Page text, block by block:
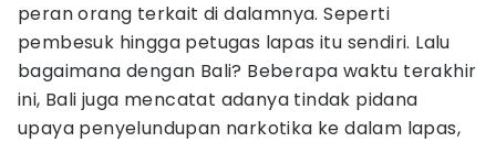
peran orang terkait di dalamnya. Seperti
pembesuk hingga petugas lapas itu sendiri. Lalu
bagaimana dengan Bali? Beberapa waktu terakhir
ini, Bali juga mencatat adanya tindak pidana
upaya penyelundupan narkotika ke dalam lapas,